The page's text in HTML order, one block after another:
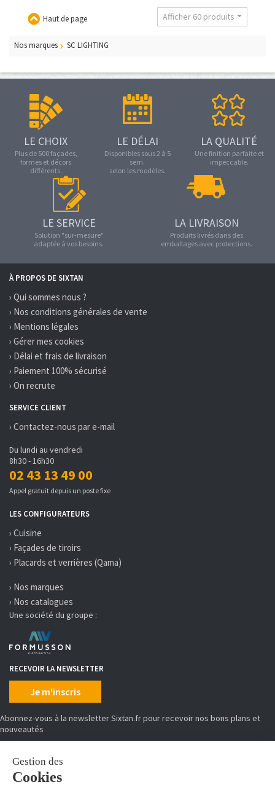
Haut de page Afficher 60 produits
Nos marques SC LIGHTING
LE CHOIX
Plus de 500 façades,
formes et décors
différents.
LE DÉLAI
Disponibles sous 2 à 5
sem.
selon les modèles.
LA QUALITÉ
Une finition parfaite et
impeccable.
LE SERVICE
Solution "sur-mesure"
adaptée à vos besoins.
LA LIVRAISON
Produits livrés dans des
emballages avec protections.
À PROPOS DE SIXTAN
› Qui sommes nous ?
› Nos conditions générales de vente
› Mentions légales
› Gérer mes cookies
› Délai et frais de livraison
› Paiement 100% sécurisé
› On recrute
SERVICE CLIENT
› Contactez-nous par e-mail
Du lundi au vendredi
8h30 - 16h30
02 43 13 49 00
Appel gratuit depuis un poste fixe
LES CONFIGURATEURS
› Cuisine
› Façades de tiroirs
› Placards et verrières (Qama)
› Nos marques
› Nos catalogues
Une société du groupe :
RECEVOIR LA NEWSLETTER
Je m'inscris
Abonnez-vous à la newsletter Sixtan.fr pour recevoir nos bons plans et
nouveautés